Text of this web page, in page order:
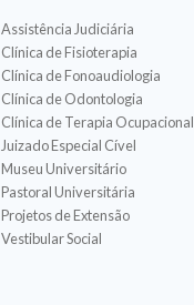
Assistência Judiciária
Clínica de Fisioterapia
Clínica de Fonoaudiologia
Clínica de Odontologia
Clínica de Terapia Ocupacional
Juizado Especial Cível
Museu Universitário
Pastoral Universitária
Projetos de Extensão
Vestibular Social